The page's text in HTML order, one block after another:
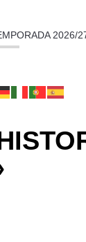
2026/